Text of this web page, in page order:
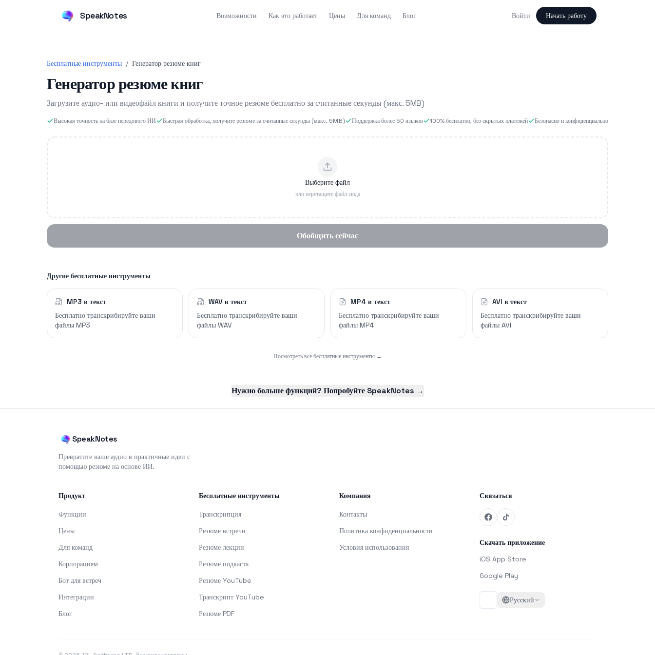
SpeakNotes Возможности Как это работает Цены Для команд Блог Войти Начать работу
Бесплатные инструменты / Генератор резюме книг
Генератор резюме книг
Загрузите аудио- или видеофайл книги и получите точное резюме бесплатно за считанные секунды (макс. 5MB)
Высокая точность на базе передового ИИ Быстрая обработка, получите резюме за считанные секунды (макс. 5MB) Поддержка более 50 языков 100% бесплатно, без скрытых платежей Безопасно и конфиденциально
Выберите файл
или перетащите файл сюда
Обобщить сейчас
Другие бесплатные инструменты
MP3 в текст
Бесплатно транскрибируйте ваши
файлы MP3
WAV в текст
Бесплатно транскрибируйте ваши
файлы WAV
MP4 в текст
Бесплатно транскрибируйте ваши
файлы MP4
AVI в текст
Бесплатно транскрибируйте ваши
файлы AVI
Посмотреть все бесплатные инструменты →
Нужно больше функций? Попробуйте SpeakNotes →
SpeakNotes
Превратите ваше аудио в практичные идеи с
помощью резюме на основе ИИ.
Продукт
Функции
Цены
Для команд
Корпорациям
Бот для встреч
Интеграции
Блог
Бесплатные инструменты
Транскрипция
Резюме встречи
Резюме лекции
Резюме подкаста
Резюме YouTube
Транскрипт YouTube
Резюме PDF
Компания
Контакты
Политика конфиденциальности
Условия использования
Связаться
Скачать приложение
iOS App Store
Google Play
Русский